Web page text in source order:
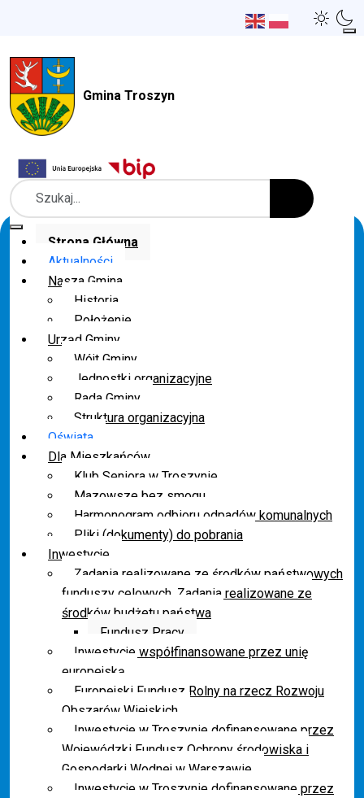
Gmina Troszyn
Szukaj
Strona Główna
Aktualności
Nasza Gmina
Historia
Położenie
Urząd Gminy
Wójt Gminy
Jednostki organizacyjne
Rada Gminy
Struktura organizacyjna
Oświata
Dla Mieszkańców
Klub Seniora w Troszynie
Mazowsze bez smogu
Harmonogram odbioru odpadów komunalnych
Pliki (dokumenty) do pobrania
Inwestycje
Zadania realizowane ze środków państwowych
funduszy celowych. Zadania realizowane ze
środków budżetu państwa
Fundusz Pracy
Inwestycje współfinansowane przez unię
europejską
Europejski Fundusz Rolny na rzecz Rozwoju
Obszarów Wiejskich
Inwestycje w Troszynie dofinansowane przez
Wojewódzki Fundusz Ochrony środowiska i
Gospodarki Wodnej w Warszawie
Inwestycje w Troszynie dofinansowane przez